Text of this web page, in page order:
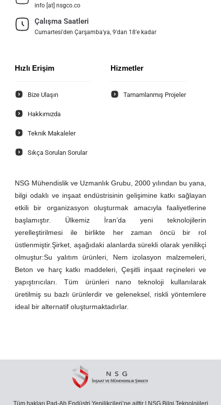
info [at] nsgco.co
Çalışma Saatleri
Cumartesi'den Çarşamba'ya, 9'dan 18'e kadar
Hızlı Erişim
Bize Ulaşın
Hakkımızda
Teknik Makaleler
Sıkça Sorulan Sorular
Hizmetler
Tamamlanmış Projeler
NSG Mühendislik ve Uzmanlık Grubu, 2000 yılından bu yana,
bilgi odaklı ve inşaat endüstrisinin gelişimine katkı sağlayan
etkili bir organizasyon oluşturmak amacıyla faaliyetlerine
başlamıştır. Ülkemiz İran’da yeni teknolojilerin
yerelleştirilmesi ile birlikte her zaman öncü bir rol
üstlenmiştir.Şirket, aşağıdaki alanlarda sürekli olarak yenilikçi
olmuştur:Su yalıtım ürünleri, Nem izolasyon malzemeleri,
Beton ve harç katkı maddeleri, Çeşitli inşaat reçineleri ve
yapıştırıcıları. Tüm ürünleri nano teknoloji kullanılarak
üretilmiş su bazlı ürünlerdir ve geleneksel, riskli yöntemlere
ideal bir alternatif oluşturmaktadırlar.
Tüm hakları Pad-Ab Endüstri Yenilikçileri’ne aittir | NSG Bilgi Teknolojileri